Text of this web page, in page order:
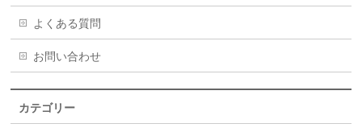
よくある質問
お問い合わせ
カテゴリー